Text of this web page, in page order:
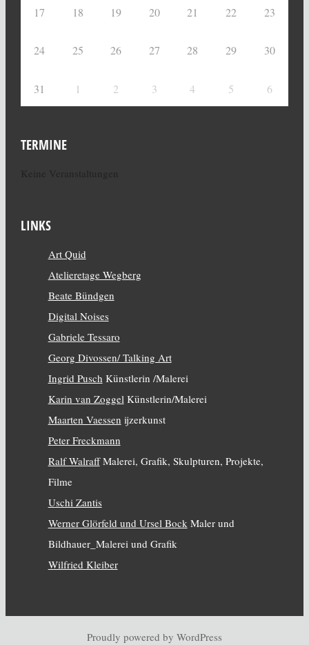
17 18 19 20 21 22 23
24 25 26 27 28 29 30
31 1 2 3 4 5 6
TERMINE
LINKS
Art Quid
Atelieretage Wegberg
Beate Bündgen
Digital Noises
Gabriele Tessaro
Georg Divossen/ Talking Art
Ingrid Pusch Künstlerin /Malerei
Karin van Zoggel Künstlerin/Malerei
Maarten Vaessen ijzerkunst
Peter Freckmann
Ralf WalraffMalerei, Grafik, Skulpturen, Projekte,
Filme
Uschi Zantis
Werner Glörfeld und Ursel Bock Maler und
Bildhauer_Malerei und Grafik
Wilfried Kleiber
Proudly powered by WordPress